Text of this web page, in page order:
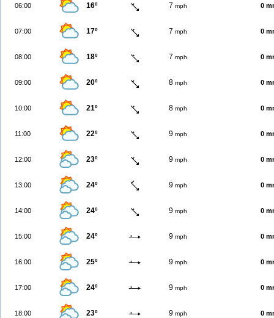
06:00 16º 7 mph 0
07:00 17º 7 mph 0
08:00 18º 7 mph 0
09:00 20º 8 mph 0
10:00 21º 8 mph 0
11:00 22º 9 mph 0
12:00 23º 9 mph 0
13:00 24º 9 mph 0
14:00 24º 9 mph 0
15:00 24º 9 mph 0
16:00 25º 9 mph 0
17:00 24º 9 mph 0
18:00 23º 9 mph 0